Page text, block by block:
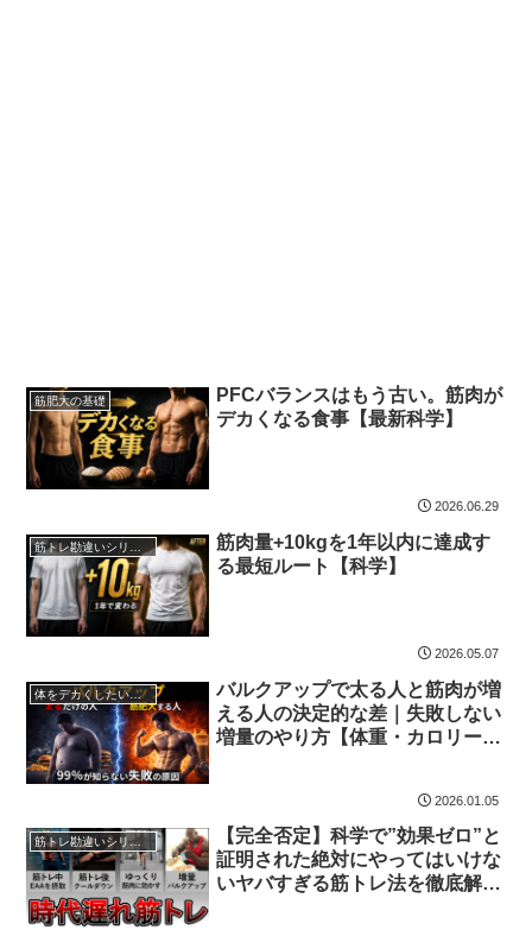
筋肥大の基礎
PFCバランスはもう古い。筋肉が
デカくなる食事【最新科学】
2026.06.29
筋トレ勘違いシリーズ
筋肉量+10kgを1年以内に達成す
る最短ルート【科学】
2026.05.07
体をデカくしたい人必見の増量方法
バルクアップで太る人と筋肉が増
える人の決定的な差｜失敗しない
増量のやり方【体重・カロリー・
2026.01.05
筋トレ勘違いシリーズ
【完全否定】科学で”効果ゼロ”と
証明された絶対にやってはいけな
いヤバすぎる筋トレ法を徹底解